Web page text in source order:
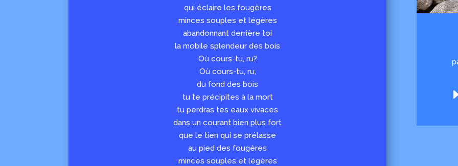
qui éclaire les fougères
minces souples et légères
abandonnant derrière toi
la mobile splendeur des bois
Où cours-tu, ru?
Où cours-tu, ru,
du fond des bois
tu te précipites à la mort
tu perdras tes eaux vivaces
dans un courant bien plus fort
que le tien qui se prélasse
au pied des fougères
minces souples et légères